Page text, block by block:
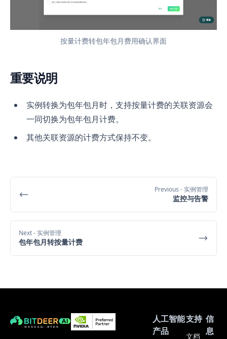
按量计费转包年包月费用确认界面
重要说明
实例转换为包年包月时，支持按量计费的关联资源会
一同切换为包年包月计费。
其他关联资源的计费方式保持不变。
Previous - 实例管理
监控与告警
Next- 实例管理
包年包月转按量计费
人工智能
产品
支持
文档
信
息